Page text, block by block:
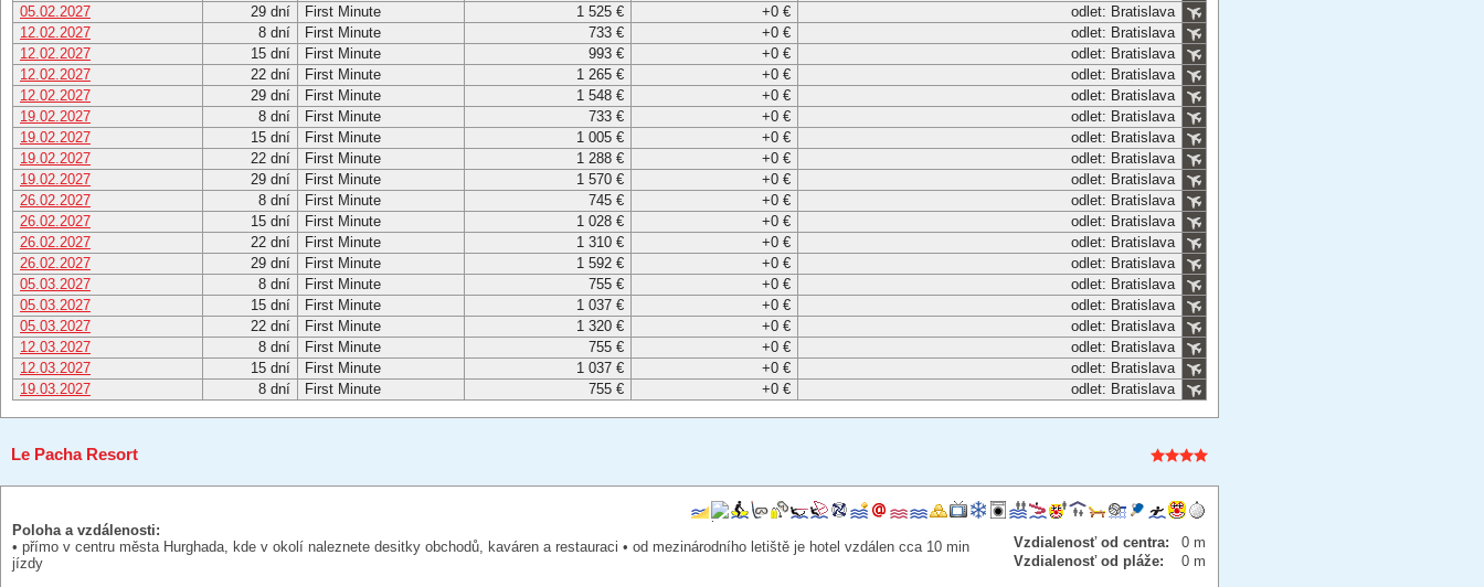
05.02.2027
29 dní First Minute 1 525 € +0 €
odlet: Bratislava
12.02.2027
8 dní First Minute 733 € +0 €
odlet: Bratislava
12.02.2027
15 dní First Minute 993 € +0 €
odlet: Bratislava
12.02.2027
22 dní First Minute 1 265 € +0 €
odlet: Bratislava
12.02.2027
29 dní First Minute 1 548 € +0 €
odlet: Bratislava
19.02.2027
8 dní First Minute 733 € +0 €
odlet: Bratislava
19.02.2027
15 dní First Minute 1 005 € +0 €
odlet: Bratislava
19.02.2027
22 dní First Minute 1 288 € +0 €
odlet: Bratislava
19.02.2027
29 dní First Minute 1 570 € +0 €
odlet: Bratislava
26.02.2027
8 dní First Minute 745 € +0 €
odlet: Bratislava
26.02.2027
15 dní First Minute 1 028 € +0 €
odlet: Bratislava
26.02.2027
22 dní First Minute 1 310 € +0 €
odlet: Bratislava
26.02.2027
29 dní First Minute 1 592 € +0 €
odlet: Bratislava
05.03.2027
8 dní First Minute 755 € +0 €
odlet: Bratislava
05.03.2027
15 dní First Minute 1 037 € +0 €
odlet: Bratislava
05.03.2027
22 dní First Minute 1 320 € +0 €
odlet: Bratislava
12.03.2027
8 dní First Minute 755 € +0 €
odlet: Bratislava
12.03.2027
15 dní First Minute 1 037 € +0 €
odlet: Bratislava
19.03.2027
8 dní First Minute 755 € +0 € odlet: Bratislava
Le Pacha Resort
Vzdialenosť od centra:
0 m
Vzdialenosť od pláže:
0 m
Poloha a vzdálenosti:
• přímo v centru města Hurghada, kde v okolí naleznete desitky obchodů, kaváren a restauraci • od mezinárodního letiště je hotel vzdálen cca 10 min
jízdy